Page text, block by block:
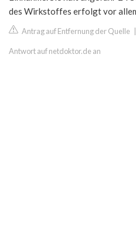
des Wirkstoffes erfolgt vor
Antrag auf Entfernung der Quelle
Antwort auf netdoktor.de an